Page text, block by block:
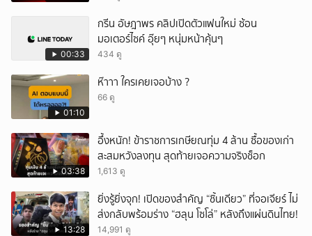
00:33
กรีน อัษฎาพร คลิปเปิดตัวแฟนใหม่ ซ้อน
มอเตอร์ไซค์ อุ๊ยๆ หนุ่มหน้าคุ้นๆ
434 ดู
01:10
ห๊าาา ใครเคยเจอบ้าง ?
66 ดู
03:38
อึ้งหนัก! ข้าราชการเกษียณทุ่ม 4 ล้าน ซื้อของเก่า
สะสมหวังลงทุน สุดท้ายเจอความจริงช็อก
1,613 ดู
13:28
ยิ่งรู้ยิ่งจุก! เปิดของสำคัญ “ชิ้นเดียว” ที่จอเจียร์ ไม่
ส่งกลับพร้อมร่าง “ฮลุน โซโล่” หลังถึงแผ่นดินไทย!
14,991 ดู